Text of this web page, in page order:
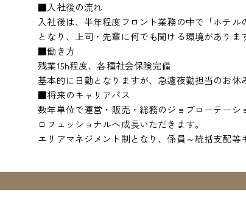
■入社後の流れ
入社後は、半年程度フロント業務の中で「ホテ
となり、上司・先輩に何でも聞ける環境がありま
■働き方
残業15h程度、各種社会保険完備
基本的に日勤となりますが、急遽夜勤担当のお休
■将来のキャリアパス
数年単位で運営・販売・総務のジョブローテー
ロフェッショナルへ成長いただきます。
エリアマネジメント制となり、係員～統括支配等